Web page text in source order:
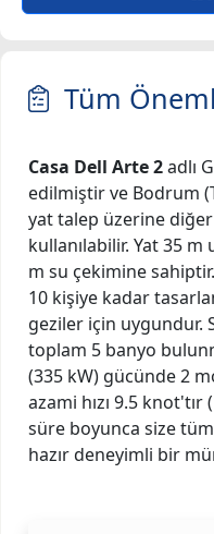
Tüm
Casa Dell Arte 2adlı
edilmiştir ve Bodrum
yat talep üzerine
kullanılabilir. Yat 35
m su çekimine
10 kişiye kadar
geziler için uygundur.
toplam 5 banyo
(335 kW) gücünde 2
azami hızı 9.5 knot'tır
süre boyunca size tüm
hazır deneyimli bir